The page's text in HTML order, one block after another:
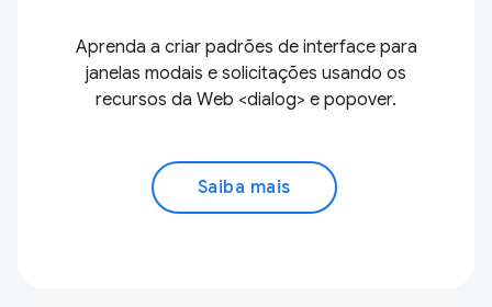
Aprenda a criar padrões de interface para
janelas modais e solicitações usando os
recursos da Web <dialog> e popover.
Saiba mais